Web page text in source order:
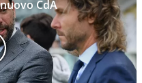
CdA